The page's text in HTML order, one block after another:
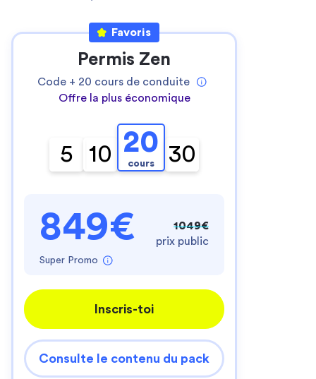
Favoris
Permis Zen
Code + 20 cours de conduite
Offre la plus économique
5 10 20
cours 30
849€
Super Promo
1049€
prix public
Inscris-toi
Consulte le contenu du pack